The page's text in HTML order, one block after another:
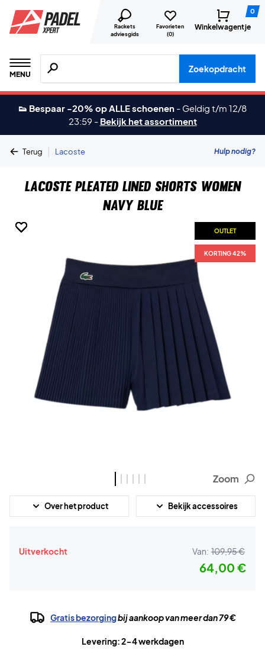
Rackets
adviesgids
Favorieten
(0)
0
Winkelwagentje
MENU
Zoeken naar producten, merken etc.
Zoekopdracht
👟 Bespaar -20% op ALLE schoenen - Geldig t/m 12/8
23:59 - Bekijk het assortiment
Terug | Lacoste Hulp nodig?
Lacoste Pleated Lined Shorts Women
Navy Blue
OUTLET
KORTING 42%
OUTLET
KORTING 42%
OUTLET
KORTING 42%
OUTLET
KORTING 42%
OUTLET
KORTING 42%
OUTLET
KORTING 42%
Zoom
Over het product Bekijk accessoires
Uitverkocht Van: 109,95 €
64,00 €
Gratis bezorgingbij aankoop van meer dan 79 €
Levering: 2-4 werkdagen